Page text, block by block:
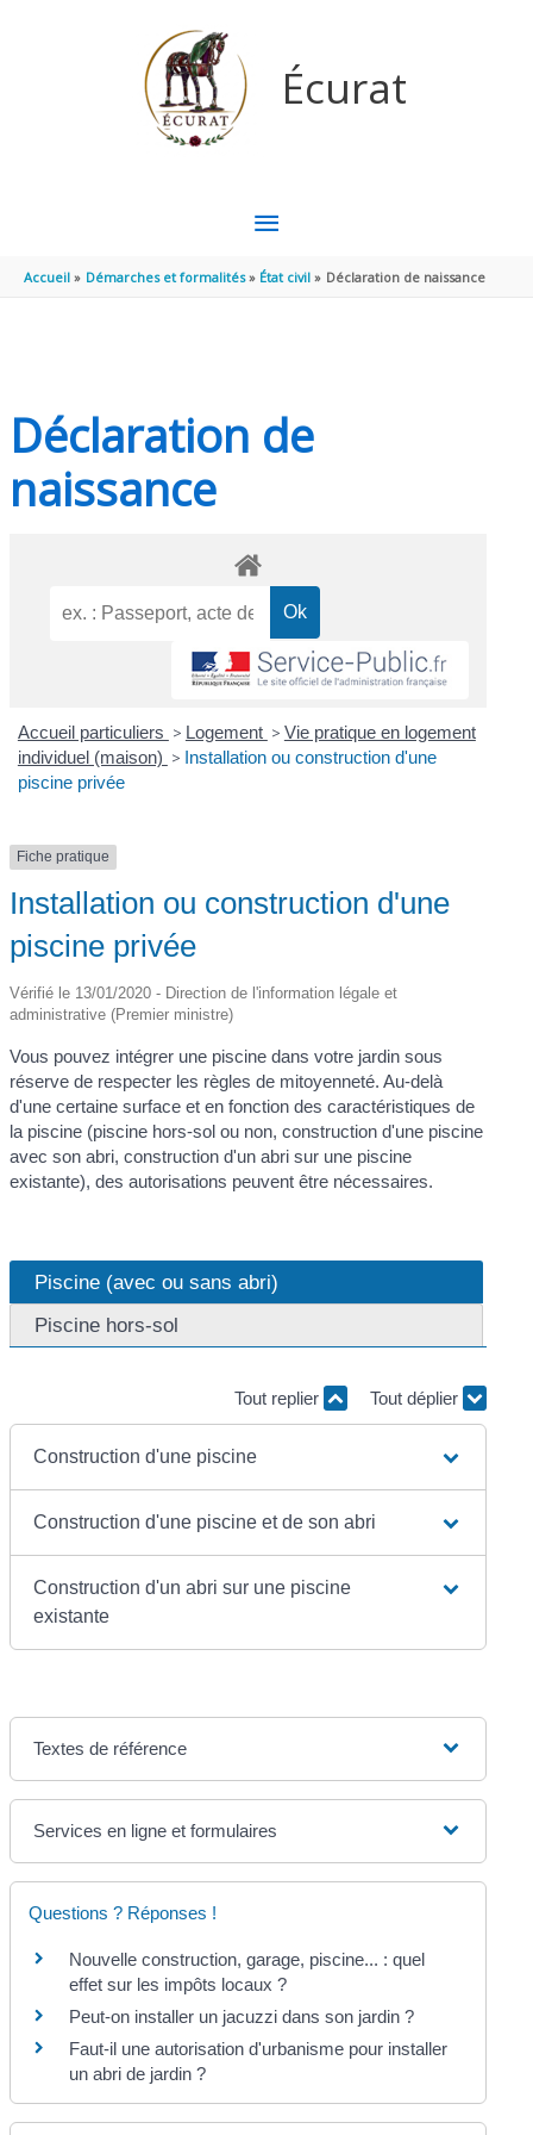
Écurat
MENU
PRINCIPAL
Accueil Démarches et formalités État civil Déclaration de naissance
Déclaration de
naissance
Accueil particuliers > Logement > Vie pratique en logement
individuel (maison) > Installation ou construction d'une
piscine privée
Fiche pratique
Installation ou construction d'une
piscine privée
Vérifié le 13/01/2020 - Direction de l'information légale et
administrative (Premier ministre)
Vous pouvez intégrer une piscine dans votre jardin sous
réserve de respecter les règles de mitoyenneté. Au-delà
d'une certaine surface et en fonction des caractéristiques de
la piscine (piscine hors-sol ou non, construction d'une piscine
avec son abri, construction d'un abri sur une piscine
existante), des autorisations peuvent être nécessaires.
Piscine (avec ou sans abri)
Piscine hors-sol
Tout replier Tout déplier
Construction d'une piscine
Construction d'une piscine et de son abri
Construction d'un abri sur une piscine
existante
Textes de référence
Services en ligne et formulaires
Questions ? Réponses !
Nouvelle construction, garage, piscine... : quel
effet sur les impôts locaux ?
Peut-on installer un jacuzzi dans son jardin ?
Faut-il une autorisation d'urbanisme pour installer
un abri de jardin ?